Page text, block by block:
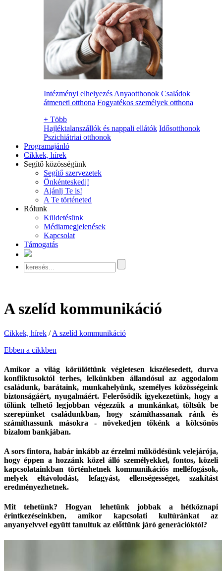
Intézményi elhelyezés Anyaotthonok Családok
átmeneti otthona Fogyatékos személyek otthona
+ Több
Hajléktalanszállók és nappali ellátók Idősotthonok
Pszichiátriai otthonok
Programajánló
Cikkek, hírek
Segítő közösségünk
Segítő szervezetek
Önkénteskedj!
Ajánlj Te is!
A Te történeted
Rólunk
Küldetésünk
Médiamegjelenések
Kapcsolat
Támogatás
A szelíd kommunikáció
Cikkek, hírek /A szelíd kommunikáció
Ebben a cikkben
Amikor a világ körülöttünk végletesen kiszélesedett, durva
konfliktusoktól terhes, lelkünkben állandósul az aggodalom
családunk, barátaink, munkahelyünk, személyes közösségeink
biztonságáért, nyugalmáért. Felerősödik igyekezetünk, hogy a
tőlünk telhető legjobban végezzük a munkánkat, töltsük be
szerepünket családunkban, hogy számíthassanak ránk és
számíthassunk másokra - növekedjen tőkénk a kölcsönös
bizalom bankjában.
A sors fintora, habár inkább az érzelmi működésünk velejárója,
hogy éppen a hozzánk közel álló személyekkel, fontos, közeli
kapcsolatainkban történhetnek kommunikációs melléfogások,
melyek eltávolodást, lefagyást, ellenségességet, szakítást
eredményezhetnek.
Mit tehetünk? Hogyan lehetünk jobbak a hétköznapi
érintkezéseinkben, amikor kapcsolati kultúránkat az
anyanyelvvel együtt tanultuk az előttünk járó generációktól?